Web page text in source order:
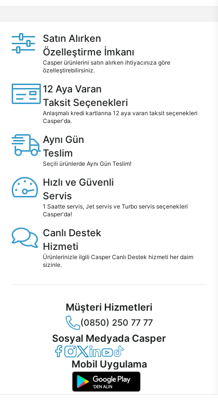
Satın Alırken
Özelleştirme İmkanı
Casper ürünlerini satın alırken ihtiyacınıza göre
özelleştirebilirsiniz.
12 Aya Varan
Taksit Seçenekleri
Anlaşmalı kredi kartlarına 12 aya varan taksit seçenekleri
Casper'da.
Aynı Gün
Teslim
Seçili ürünlerde Aynı Gün Teslim!
Hızlı ve Güvenli
Servis
1 Saatte servis, Jet servis ve Turbo servis seçenekleri
Casper'da!
Canlı Destek
Hizmeti
Ürünlerinizle ilgili Casper Canlı Destek hizmeti her daim
sizinle.
Müşteri Hizmetleri
(0850) 250 77 77
Sosyal Medyada Casper
Casper Facebook
Casper Instagram
Casper Twitter
Casper LinkedIn
Casper YouTube
Casper TikTok
Mobil Uygulama